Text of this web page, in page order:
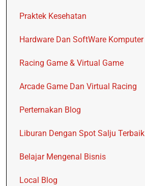
Praktek Kesehatan
Hardware Dan SoftWare Komputer
Racing Game & Virtual Game
Arcade Game Dan Virtual Racing
Perternakan Blog
Liburan Dengan Spot Salju Terbaik
Belajar Mengenal Bisnis
Local Blog